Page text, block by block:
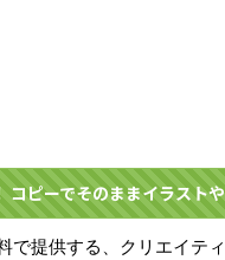
コピーでそのままイラスト
で提供する、クリエイテ